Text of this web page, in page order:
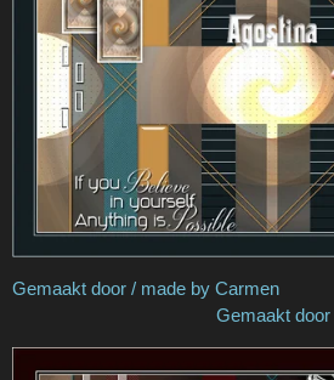
Gemaakt door /
Gemaakt door / made